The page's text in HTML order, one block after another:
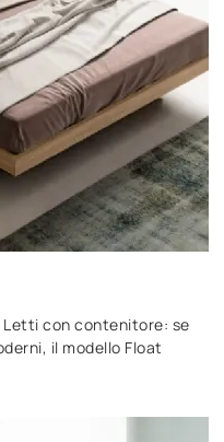
con contenitore: se
il modello Float